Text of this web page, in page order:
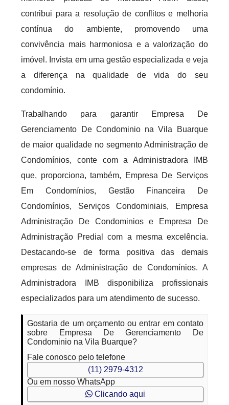
contribui para a resolução de conflitos e melhoria
contínua do ambiente, promovendo uma
convivência mais harmoniosa e a valorização do
imóvel. Invista em uma gestão especializada e veja
a diferença na qualidade de vida do seu
condomínio.
Trabalhando para garantir Empresa De
Gerenciamento De Condominio na Vila Buarque
de maior qualidade no segmento Administração de
Condomínios, conte com a Administradora IMB
que, proporciona, também, Empresa De Serviços
Em Condomínios, Gestão Financeira De
Condomínios, Serviços Condominiais, Empresa
Administração De Condominios e Empresa De
Administração Predial com a mesma excelência.
Destacando-se de forma positiva das demais
empresas de Administração de Condomínios. A
Administradora IMB disponibiliza profissionais
especializados para um atendimento de sucesso.
Gostaria de um orçamento ou entrar em contato
sobre Empresa De Gerenciamento De
Condominio na Vila Buarque?
Fale conosco pelo telefone
(11) 2979-4312
Ou em nosso WhatsApp
Clicando aqui